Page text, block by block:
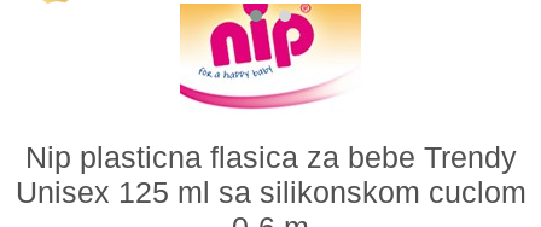
Nip plasticna flasica za bebe Trendy
Unisex 125 ml sa silikonskom cuclom